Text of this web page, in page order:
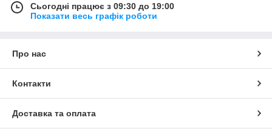
Сьогодні працює з 09:30 до 19:00
Показати весь графік роботи
Про нас
Контакти
Доставка та оплата